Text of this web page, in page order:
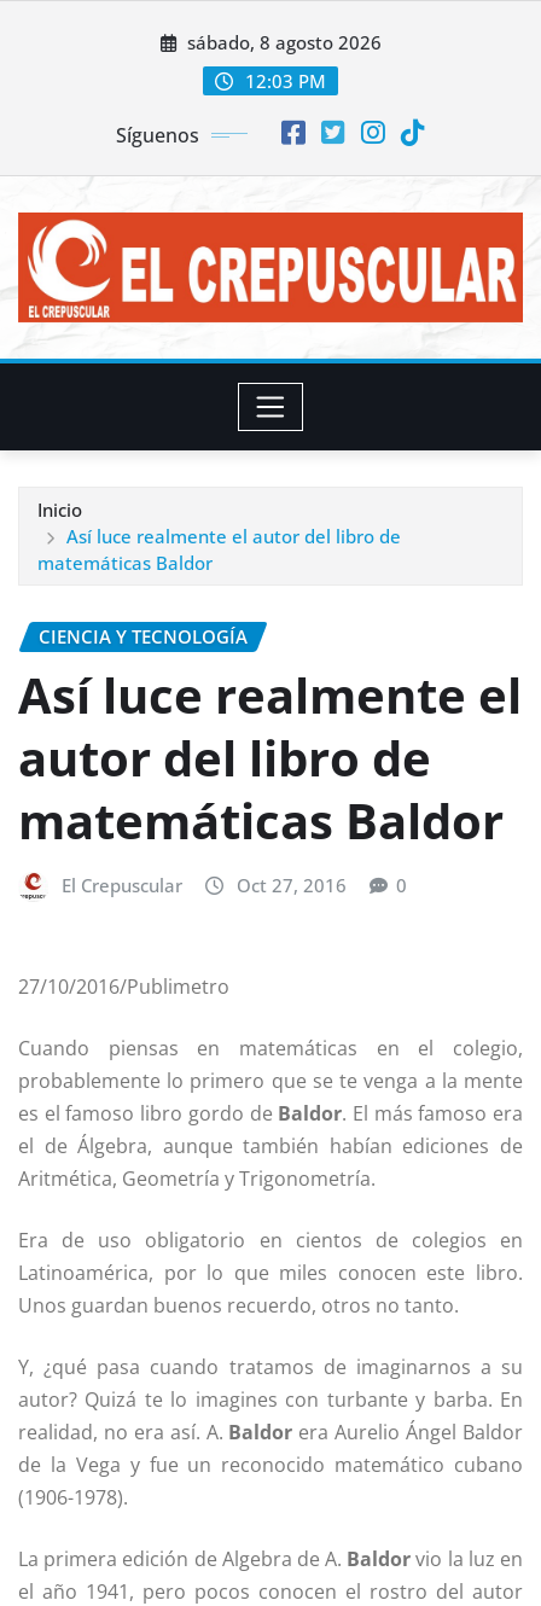
sábado, 8 agosto 2026
12:03 PM
Síguenos
Inicio
Así luce realmente el autor del libro de
matemáticas Baldor
CIENCIA Y TECNOLOGÍA
Así luce realmente el
autor del libro de
matemáticas Baldor
El Crepuscular Oct 27, 2016 0
27/10/2016/Publimetro
Cuando piensas en matemáticas en el colegio,
probablemente lo primero que se te venga a la mente
es el famoso libro gordo de Baldor. El más famoso era
el de Álgebra, aunque también habían ediciones de
Aritmética, Geometría y Trigonometría.
Era de uso obligatorio en cientos de colegios en
Latinoamérica, por lo que miles conocen este libro.
Unos guardan buenos recuerdo, otros no tanto.
Y, ¿qué pasa cuando tratamos de imaginarnos a su
autor? Quizá te lo imagines con turbante y barba. En
realidad, no era así. A. Baldor era Aurelio Ángel Baldor
de la Vega y fue un reconocido matemático cubano
(1906-1978).
La primera edición de Algebra de A. Baldorvio la luz en
el año 1941, pero pocos conocen el rostro del autor